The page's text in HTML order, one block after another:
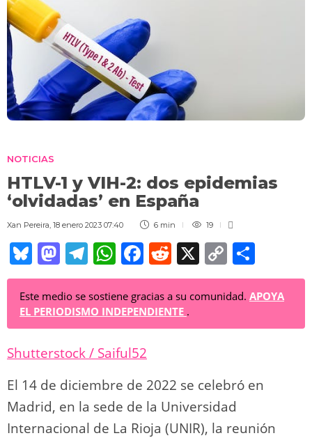
NOTICIAS
HTLV-1 y VIH-2: dos epidemias
‘olvidadas’ en España
Xan Pereira 18 enero 2023 07:40 6 min 19
Bl
u
e
sk
y
M
a
st
o
d
o
n
T
el
e
gr
a
m
W
h
at
s
A
p
p
F
a
c
e
b
o
o
k
R
e
d
di
X C
o
p
k
o
m
Este medio se sostiene gracias a su comunidad. APOYA
EL PERIODISMO INDEPENDIENTE .
Shutterstock / Saiful52
El 14 de diciembre de 2022 se celebró en
Madrid, en la sede de la Universidad
Internacional de La Rioja (UNIR), la reunión